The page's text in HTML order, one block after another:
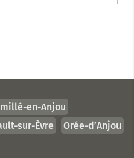
en-Anjou
sur-Èvre
Orée-d’Anjou